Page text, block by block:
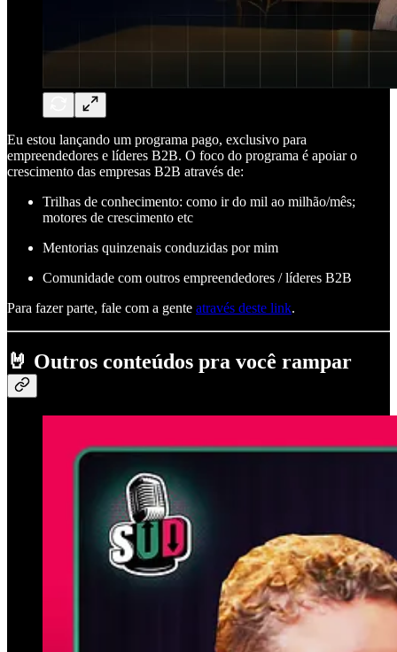
Eu estou lançando um programa pago, exclusivo para
empreendedores e líderes B2B. O foco do programa é apoiar o
crescimento das empresas B2B através de:
Trilhas de conhecimento: como ir do mil ao milhão/mês;
motores de crescimento etc
Mentorias quinzenais conduzidas por mim
Comunidade com outros empreendedores / líderes B2B
Para fazer parte, fale com a gente através deste link.
🤘 Outros conteúdos pra você rampar